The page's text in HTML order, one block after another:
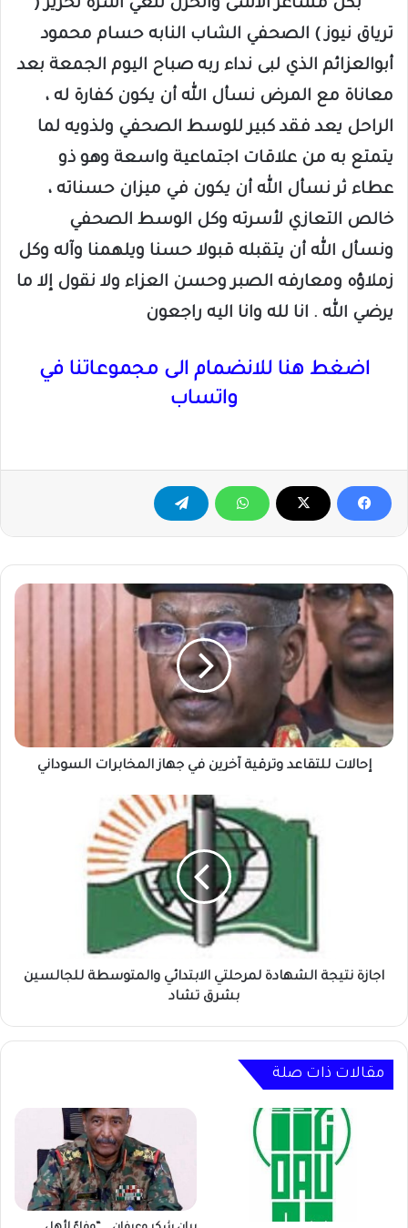
بكل مشاعر الأسى والحزن تنعي أسرة تحرير (
ترياق نيوز ) الصحفي الشاب النابه حسام محمود
أبوالعزائم الذي لبى نداء ربه صباح اليوم الجمعة بعد
معاناة مع المرض نسأل الله أن يكون كفارة له ،
الراحل يعد فقد كبير للوسط الصحفي ولذويه لما
يتمتع به من علاقات اجتماعية واسعة وهو ذو
عطاء ثر نسأل الله أن يكون في ميزان حسناته ،
خالص التعازي لأسرته وكل الوسط الصحفي
ونسأل الله أن يتقبله قبولا حسنا ويلهمنا وآله وكل
زملاؤه ومعارفه الصبر وحسن العزاء ولا نقول إلا ما
يرضي الله . انا لله وانا اليه راجعون
اضغط هنا للانضمام الى مجموعاتنا في
واتساب
إحالات
للتقاعد
وترقية
آخرين
في
المخابرات
السوداني
إحالات للتقاعد وترقية آخرين في جهاز المخابرات السوداني
اجازة نتيجة الشهادة لمرحلتي الابتدائي والمتوسطة للجالسين
بشرق تشاد
مقالات ذات صلة